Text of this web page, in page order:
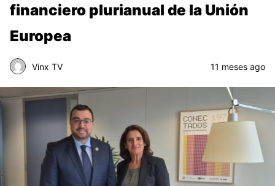
financiero plurianual de la Unión
Europea
Vinx TV 11 meses ago